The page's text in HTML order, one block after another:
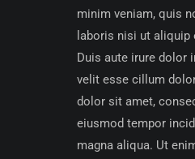
minim veniam, quis
laboris nisi ut
Duis aute irure dolor
velit esse cillum
dolor sit amet,
eiusmod tempor
magna aliqua. Ut